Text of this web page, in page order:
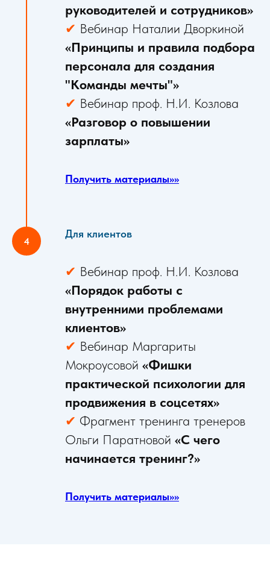
руководителей и сотрудников»
✔ Вебинар Наталии Дворкиной
«Принципы и правила подбора
персонала для создания
"Команды мечты"»
✔ Вебинар проф. Н.И. Козлова
«Разговор о повышении
зарплаты»
Получить материалы>>>>
Для клиентов
✔ Вебинар проф. Н.И. Козлова
«Порядок работы с
внутренними проблемами
клиентов»
✔ Вебинар Маргариты
Мокроусовой «Фишки
практической психологии для
продвижения в соцсетях»
✔ Фрагмент тренинга тренеров
Ольги Паратновой «С чего
начинается тренинг?»
Получить материалы>>>>